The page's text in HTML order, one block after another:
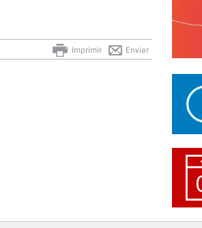
Enviar
Imprimir